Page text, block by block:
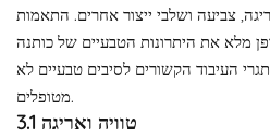
צביעה ושלבי ייצור אחרים. התאמות
מלא את היתרונות הטבעיים של כותנה
העיבוד הקשורים לסיבים טבעיים לא
מטופלים.
3.1 טוויה ואריגה